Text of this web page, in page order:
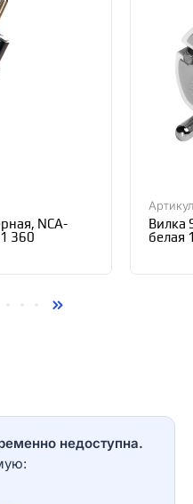
NCA-
360
Вилка
белая
недоступна.